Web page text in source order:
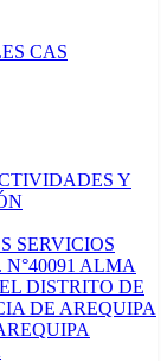
CAS
Y
SERVICIOS
ALMA
DISTRITO DE
DE AREQUIPA